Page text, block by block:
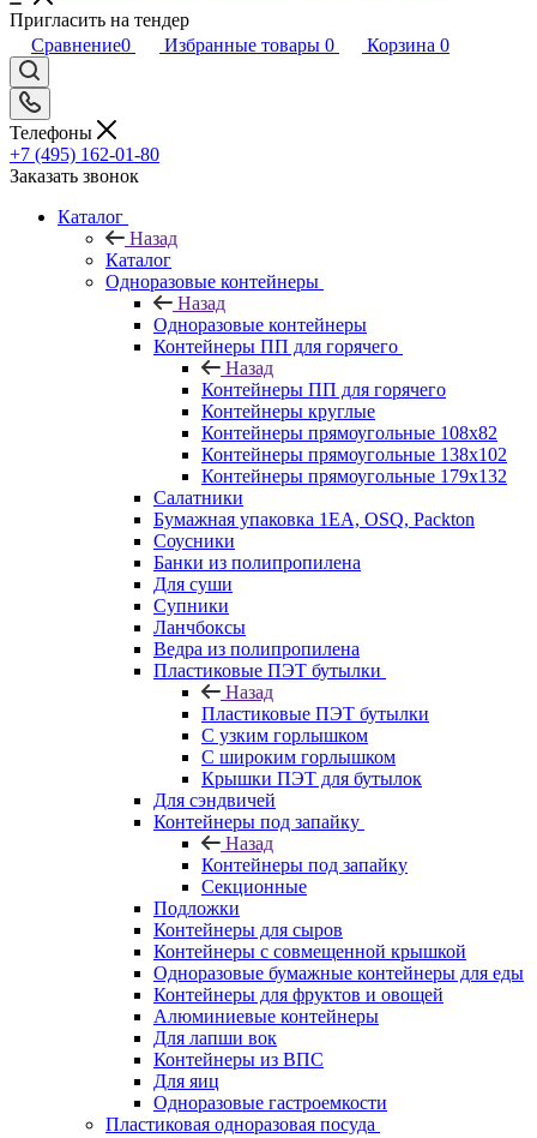
Пригласить на тендер
Сравнение0 Избранные товары 0 Корзина 0
Телефоны
+7 (495) 162-01-80
Заказать звонок
Каталог
Назад
Каталог
Одноразовые контейнеры
Назад
Одноразовые контейнеры
Контейнеры ПП для горячего
Назад
Контейнеры ПП для горячего
Контейнеры круглые
Контейнеры прямоугольные 108х82
Контейнеры прямоугольные 138х102
Контейнеры прямоугольные 179х132
Салатники
Бумажная упаковка 1ЕА, OSQ, Packton
Соусники
Банки из полипропилена
Для суши
Супники
Ланчбоксы
Ведра из полипропилена
Пластиковые ПЭТ бутылки
Назад
Пластиковые ПЭТ бутылки
С узким горлышком
С широким горлышком
Крышки ПЭТ для бутылок
Для сэндвичей
Контейнеры под запайку
Назад
Контейнеры под запайку
Секционные
Подложки
Контейнеры для сыров
Контейнеры с совмещенной крышкой
Одноразовые бумажные контейнеры для еды
Контейнеры для фруктов и овощей
Алюминиевые контейнеры
Для лапши вок
Контейнеры из ВПС
Для яиц
Одноразовые гастроемкости
Пластиковая одноразовая посуда